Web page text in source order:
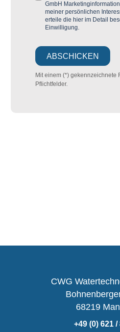
GmbH
meiner persönlichen
erteile die hier im Detail
Einwilligung.
Mit einem (*) gekennzeichnete
Pflichtfelder.
CWG
68219
+49 (0) 621 /